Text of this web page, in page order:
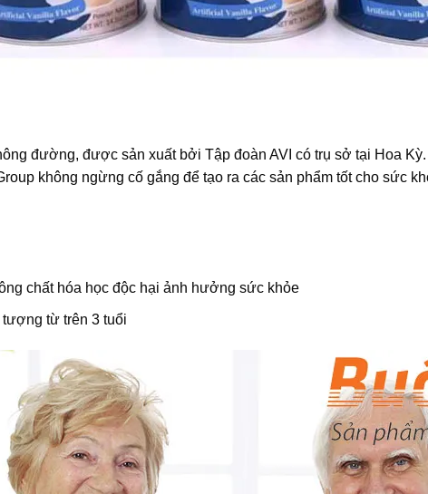
đường, được sản xuất bởi Tập đoàn AVI có trụ sở tại Hoa
không ngừng cố gắng để tạo ra các sản phẩm tốt cho sức
chất hóa học độc hại ảnh hưởng sức khỏe
từ trên 3 tuổi